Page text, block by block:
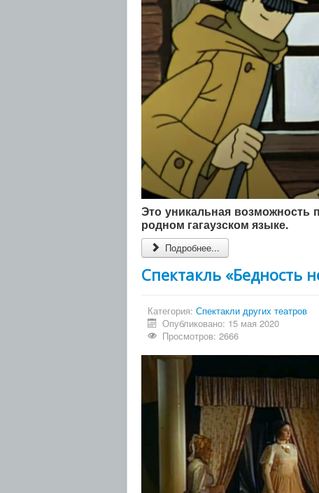
Это уникальная возможность
родном гагаузском языке.
Подробнее...
Спектакль «Бедность
Категория: Спектакли других театров
Опубликовано: 15 мая 2020
Просмотров: 2666